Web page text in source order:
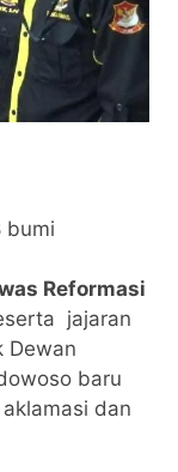
bumi
Reformasi
jajaran
Dewan
baru
dan